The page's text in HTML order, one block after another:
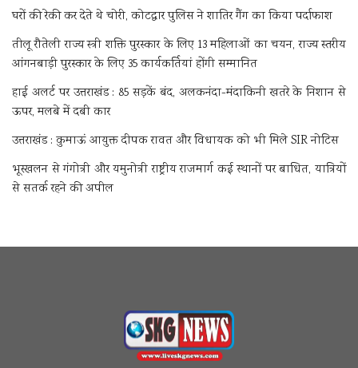
घरों की रेकी कर देते थे चोरी, कोटद्वार पुलिस ने शातिर गैंग का किया पर्दाफाश
तीलू रौतेली राज्य स्त्री शक्ति पुरस्कार के लिए 13 महिलाओं का चयन, राज्य स्तरीय
आंगनबाड़ी पुरस्कार के लिए 35 कार्यकर्तियां होंगी सम्मानित
हाई अलर्ट पर उत्तराखंड : 85 सड़कें बंद, अलकनंदा-मंदाकिनी खतरे के निशान से
ऊपर, मलबे में दबी कार
उत्तराखंड : कुमाऊं आयुक्त दीपक रावत और विधायक को भी मिले SIR नोटिस
भूस्खलन से गंगोत्री और यमुनोत्री राष्ट्रीय राजमार्ग कई स्थानों पर बाधित, यात्रियों
से सतर्क रहने की अपील